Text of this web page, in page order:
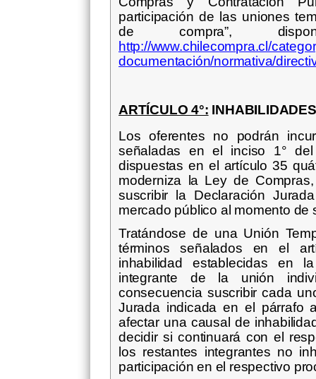
participación de las uniones
de compra”,
http://www.chilecompra.cl/
documentación/normativa/
ARTÍCULO 4°:
Los oferentes no podrán
señaladas en el inciso 1°
dispuestas en el artículo 35
moderniza la Ley de
suscribir la Declaración
mercado público al momento de
Tratándose de una Unión
términos señalados en el
inhabilidad establecidas en
integrante de la unión
consecuencia suscribir cada
Jurada indicada en el párrafo
afectar una causal de
decidir si continuará con el
los restantes integrantes no
participación en el respectivo